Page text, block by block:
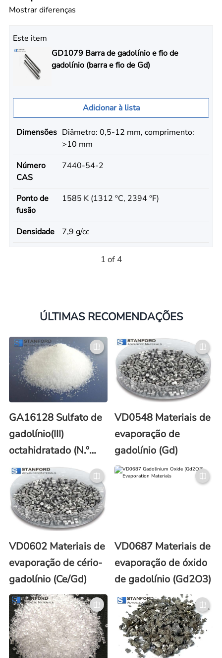
Mostrar diferenças
Este item
GD1079 Barra de gadolínio e fio de
gadolínio (barra e fio de Gd)
Adicionar à lista
Dimensões Diâmetro: 0,5-12 mm, comprimento:
>10 mm
Número
CAS
7440-54-2
Ponto de
fusão
1585 K (1312 °C, 2394 °F)
Densidade 7,9 g/cc
1 of 4
ÚLTIMAS RECOMENDAÇÕES
GA16128 Sulfato de
gadolínio(III)
octahidratado (N.º
CAS: 13450-87-8)
VD0548 Materiais de
evaporação de
gadolínio (Gd)
VD0602 Materiais de
evaporação de cério-
gadolínio (Ce/Gd)
VD0687 Materiais de
evaporação de óxido
de gadolínio (Gd2O3)